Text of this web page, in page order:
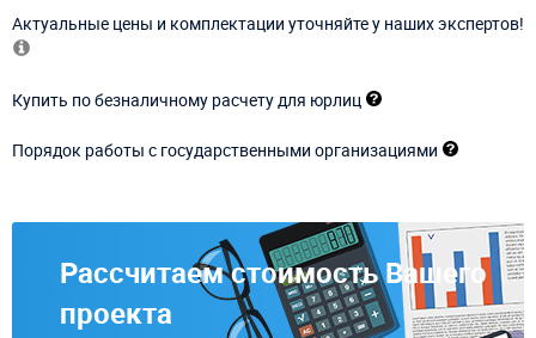
Актуальные цены и комплектации уточняйте у наших экспертов!
Купить по безналичному расчету для юрлиц
Порядок работы с государственными организациями
Рассчитаем стоимость Вашего
проекта